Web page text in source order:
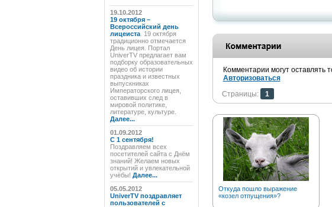
19.10.2012
19 октября –
Всероссийский день
лицеиста 19 октября
традиционно отмечается
День лицея. Портал
UniverTV предлагает вам
подборку образовательных
видео об истории
праздника и известных
выпускниках
Императорского лицея,
оставивших след в
мировой политике,
литературе, культуре.
Далее...
01.09.2012
C 1 сентября!
Поздравляем всех
посетителей сайта с Днём
знаний! Желаем новых
открытий и увлекательной
учёбы! Далее...
05.05.2012
UniverTV поздравляет
пользователей с
Комментарии могут оставлять
Авторизоваться
Страницы:
1
Откуда пошло выражение
«козел отпущения»?